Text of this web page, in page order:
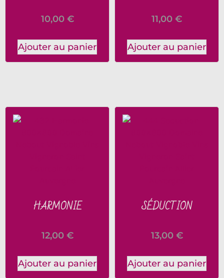
10,00 €
Ajouter au panier
11,00 €
Ajouter au panier
HARMONIE
12,00 €
Ajouter au panier
SÉDUCTION
13,00 €
Ajouter au panier